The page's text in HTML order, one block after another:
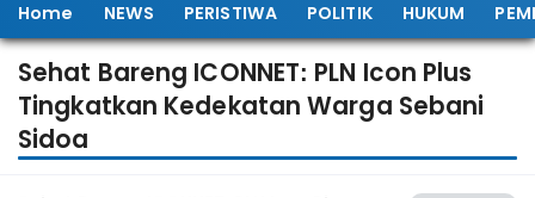
Home NEWS PERISTIWA POLITIK HUKUM
Sehat Bareng ICONNET: PLN Icon Plus
Tingkatkan Kedekatan Warga Sebani
Sidoa